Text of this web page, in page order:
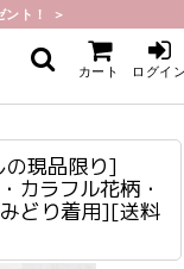
ト！ ＞
カート ログイ
カシュクール・スト
[山崎みどり着用][送料無
の現品限り]
カラフル花柄・
どり着用][送料